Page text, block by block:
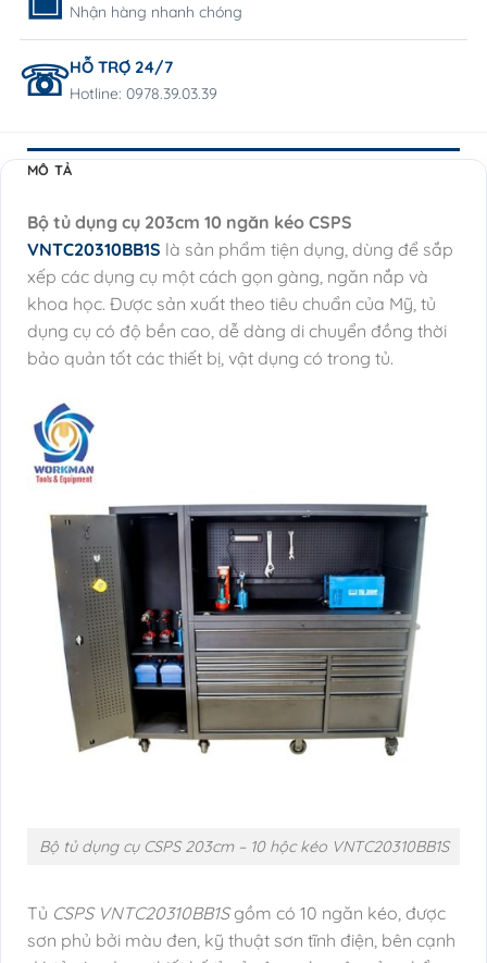
Nhận hàng nhanh chóng
HỖ TRỢ 24/7
Hotline: 0978.39.03.39
MÔ TẢ
Bộ tủ dụng cụ 203cm 10 ngăn kéo CSPS
VNTC20310BB1S là sản phẩm tiện dụng, dùng để sắp
xếp các dụng cụ một cách gọn gàng, ngăn nắp và
khoa học. Được sản xuất theo tiêu chuẩn của Mỹ, tủ
dụng cụ có độ bền cao, dễ dàng di chuyển đồng thời
bảo quản tốt các thiết bị, vật dụng có trong tủ.
Bộ tủ dụng cụ CSPS 203cm – 10 hộc kéo VNTC20310BB1S
Tủ CSPS VNTC20310BB1Sgồm có 10 ngăn kéo, được
sơn phủ bởi màu đen, kỹ thuật sơn tĩnh điện, bên cạnh